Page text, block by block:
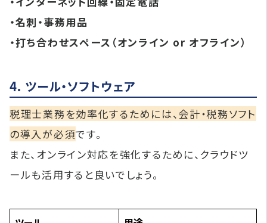
・名刺・事務用品
・打ち合わせスペース（オンライン or オフライン）
4. ツール・ソフトウェア
税理士業務を効率化するためには、会計・税務ソフト
の導入が必須です。
また、オンライン対応を強化するために、クラウドツ
ールも活用すると良いでしょう。